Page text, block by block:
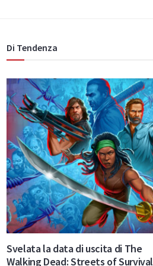
Di Tendenza
Svelata la data di uscita di The
Walking Dead: Streets of Survival